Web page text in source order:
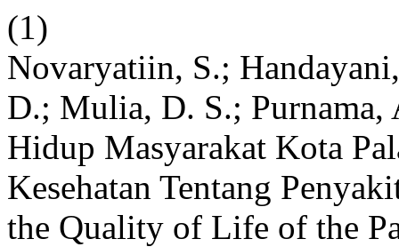
(1)
Novaryatiin, S.;
D.; Mulia, D. S.; Purnama,
Hidup Masyarakat Kota
Kesehatan Tentang
the Quality of Life of the